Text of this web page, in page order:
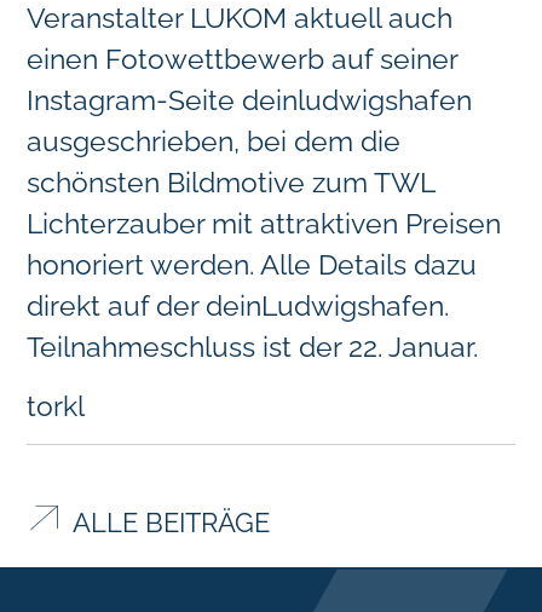
Veranstalter LUKOM aktuell auch
einen Fotowettbewerb auf seiner
Instagram-Seite deinludwigshafen
ausgeschrieben, bei dem die
schönsten Bildmotive zum TWL
Lichterzauber mit attraktiven Preisen
honoriert werden. Alle Details dazu
direkt auf der deinLudwigshafen.
Teilnahmeschluss ist der 22. Januar.
torkl
ALLE BEITRÄGE